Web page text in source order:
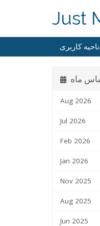
Just
ناحیه کاربری
ماه
Aug 2026
Jul 2026
Feb 2026
Jan 2026
Nov 2025
Aug 2025
Jun 2025